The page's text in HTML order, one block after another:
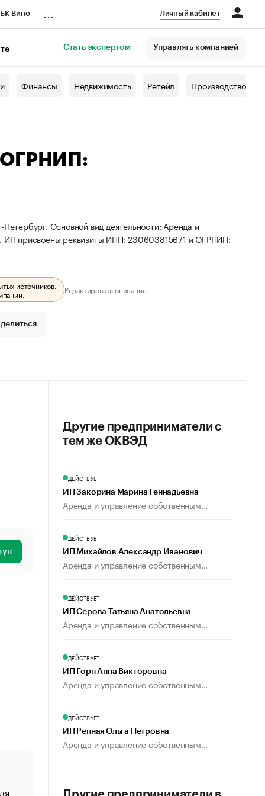
Вино Личный кабинет
Стать экспертом Управлять компанией
Финансы Недвижимость Ретейл Производство
ОГРНИП:
Основной вид деятельности: Аренда и
присвоены реквизиты ИНН: 230603815671 и ОГРНИП:
источников.
Редактировать описание
«От спорта тело стареет иначе». Как живет глава
Другие предприниматели с
тем же ОКВЭД
ДЕЙСТВУЕТ
ИП Закорина Марина Геннадьевна
Аренда и управление собственным...
ДЕЙСТВУЕТ
ИП Михайлов Александр Иванович
Аренда и управление собственным...
ДЕЙСТВУЕТ
ИП Серова Татьяна Анатольевна
Аренда и управление собственным...
ДЕЙСТВУЕТ
ИП Горн Анна Викторовна
Аренда и управление собственным...
ДЕЙСТВУЕТ
ИП Репная Ольга Петровна
Аренда и управление собственным...